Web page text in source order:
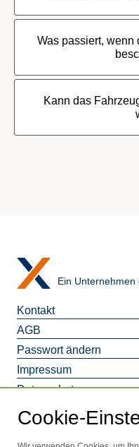
Cookie-
Was passiert,
Kann das
Ein Unternehmen
Kontakt
AGB
Passwort ändern
Impressum
Datenschutz